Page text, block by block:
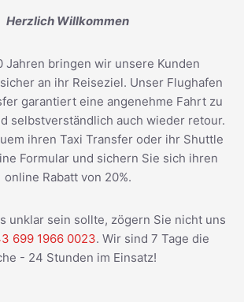
Herzlich Willkommen
Jahren bringen wir unsere Kunden
an ihr Reiseziel. Unser Flughafen
garantiert eine angenehme Fahrt zu
selbstverständlich auch wieder retour.
ihren Taxi Transfer oder ihr Shuttle
Formular und sichern Sie sich ihren
online Rabatt von 20%.
unklar sein sollte, zögern Sie nicht uns
699 1966 0023. Wir sind 7 Tage die
- 24 Stunden im Einsatz!